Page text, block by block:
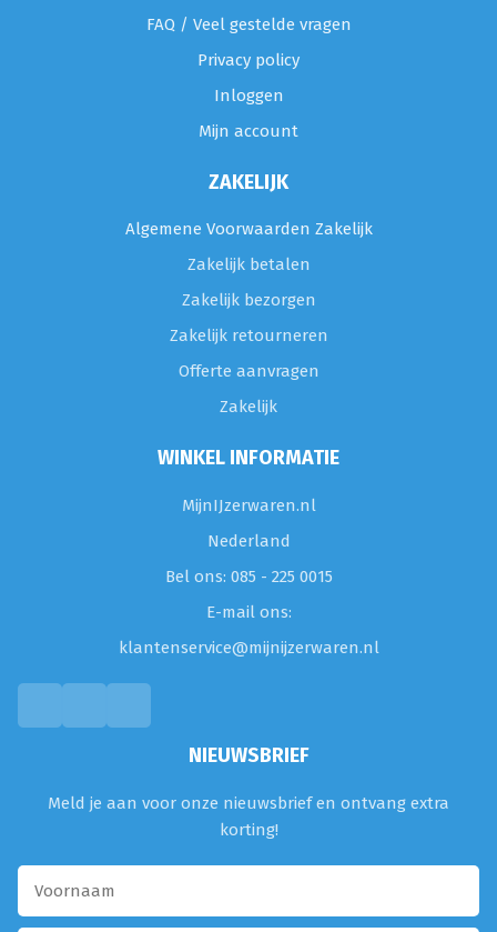
FAQ / Veel gestelde vragen
Privacy policy
Inloggen
Mijn account
ZAKELIJK
Algemene Voorwaarden Zakelijk
Zakelijk betalen
Zakelijk bezorgen
Zakelijk retourneren
Offerte aanvragen
Zakelijk
WINKEL INFORMATIE
MijnIJzerwaren.nl
Nederland
Bel ons: 085 - 225 0015
E-mail ons:
klantenservice@mijnijzerwaren.nl
NIEUWSBRIEF
Meld je aan voor onze nieuwsbrief en ontvang extra
korting!